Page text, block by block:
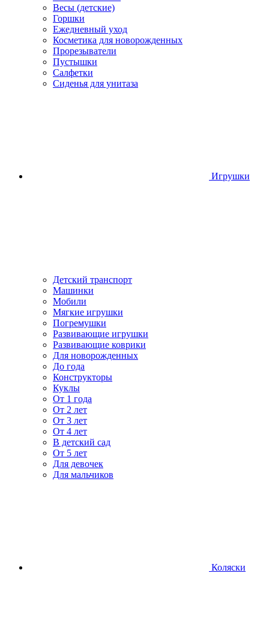
Весы (детские)
Горшки
Ежедневный уход
Косметика для новорожденных
Прорезыватели
Пустышки
Салфетки
Сиденья для унитаза
Игрушки
Детский транспорт
Машинки
Мобили
Мягкие игрушки
Погремушки
Развивающие игрушки
Развивающие коврики
Для новорожденных
До года
Конструкторы
Куклы
От 1 года
От 2 лет
От 3 лет
От 4 лет
В детский сад
От 5 лет
Для девочек
Для мальчиков
Коляски